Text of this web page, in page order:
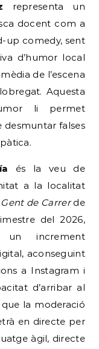
representa un
docent com a
up comedy, sent
d’humor local
de l’escena
Aquesta
li permet
falses
és la veu de
a la localitat
Gent de Carrerde
del 2026,
un increment
aconseguint
a Instagram i
d’arribar al
la moderació
en directe per
àgil, directe